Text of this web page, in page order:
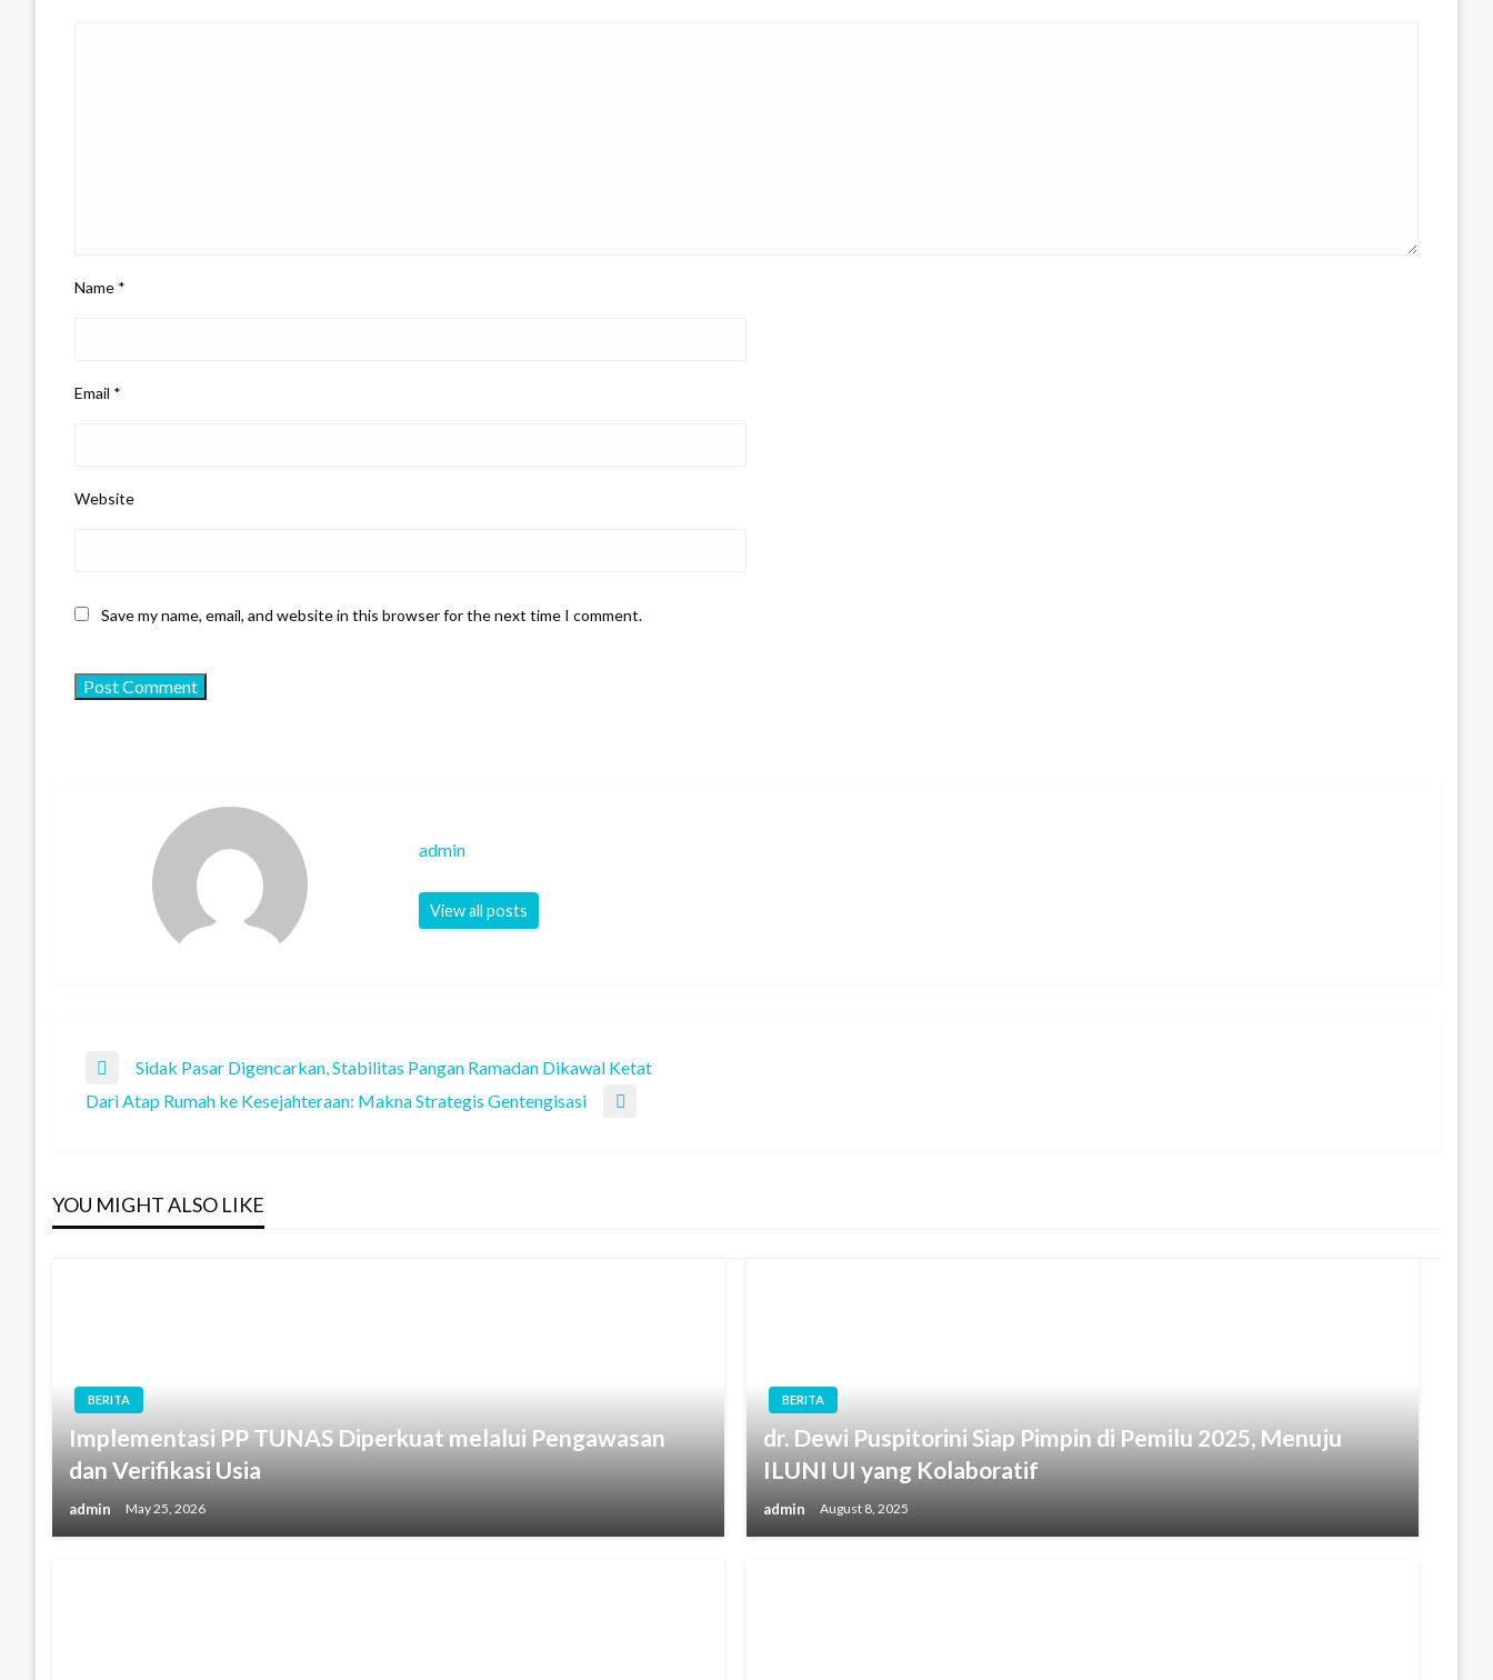
Name *
Email *
Website
Save my name, email, and website in this browser for the next time I comment.
admin
View all posts
Post
Previous
Post
Sidak Pasar Digencarkan, Stabilitas Pangan Ramadan Dikawal Ketat
Next
Dari Atap Rumah ke Kesejahteraan: Makna Strategis Gentengisasi
YOU MIGHT ALSO LIKE
BERITA
Implementasi PP TUNAS Diperkuat melalui Pengawasan
dan Verifikasi Usia
admin May 25, 2026
BERITA
dr. Dewi Puspitorini Siap Pimpin di Pemilu 2025, Menuju
ILUNI UI yang Kolaboratif
admin August 8, 2025